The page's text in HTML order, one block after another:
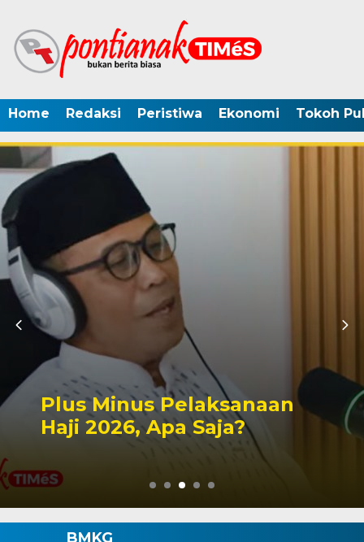
Home Redaksi Peristiwa Ekonomi Tokoh
Peluang Dapil DPR RI
Singbebas Terbuka untuk
2029
BMKG